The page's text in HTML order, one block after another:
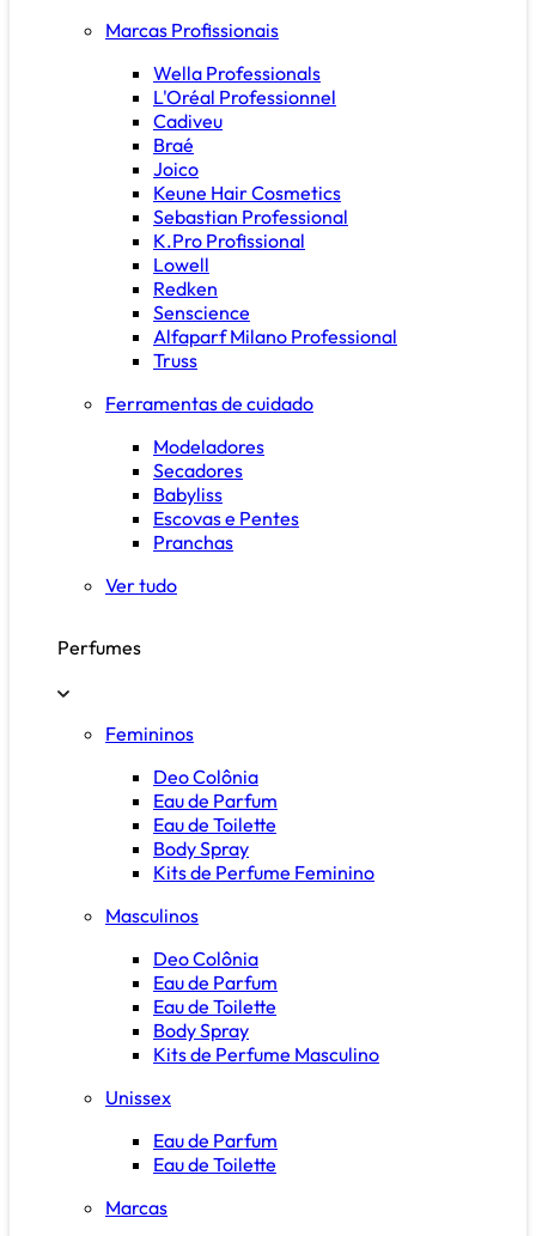
Marcas Profissionais
Wella Professionals
L'Oréal Professionnel
Cadiveu
Braé
Joico
Keune Hair Cosmetics
Sebastian Professional
K.Pro Profissional
Lowell
Redken
Senscience
Alfaparf Milano Professional
Truss
Ferramentas de cuidado
Modeladores
Secadores
Babyliss
Escovas e Pentes
Pranchas
Ver tudo
Perfumes
Femininos
Deo Colônia
Eau de Parfum
Eau de Toilette
Body Spray
Kits de Perfume Feminino
Masculinos
Deo Colônia
Eau de Parfum
Eau de Toilette
Body Spray
Kits de Perfume Masculino
Unissex
Eau de Parfum
Eau de Toilette
Marcas